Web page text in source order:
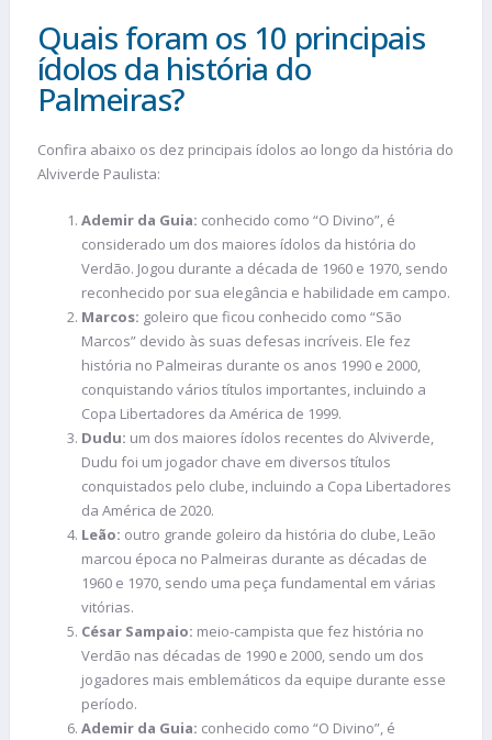
Quais foram os 10 principais
ídolos da história do
Palmeiras?
Confira abaixo os dez principais ídolos ao longo da história do
Alviverde Paulista:
Ademir da Guia: conhecido como “O Divino”, é
considerado um dos maiores ídolos da história do
Verdão. Jogou durante a década de 1960 e 1970, sendo
reconhecido por sua elegância e habilidade em campo.
Marcos: goleiro que ficou conhecido como “São
Marcos” devido às suas defesas incríveis. Ele fez
história no Palmeiras durante os anos 1990 e 2000,
conquistando vários títulos importantes, incluindo a
Copa Libertadores da América de 1999.
Dudu: um dos maiores ídolos recentes do Alviverde,
Dudu foi um jogador chave em diversos títulos
conquistados pelo clube, incluindo a Copa Libertadores
da América de 2020.
Leão: outro grande goleiro da história do clube, Leão
marcou época no Palmeiras durante as décadas de
1960 e 1970, sendo uma peça fundamental em várias
vitórias.
César Sampaio: meio-campista que fez história no
Verdão nas décadas de 1990 e 2000, sendo um dos
jogadores mais emblemáticos da equipe durante esse
período.
Ademir da Guia: conhecido como “O Divino”, é